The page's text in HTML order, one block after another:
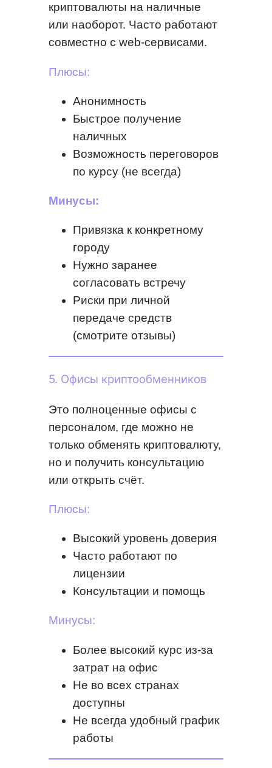
криптовалюты на наличные
или наоборот. Часто работают
совместно с web-сервисами.
Плюсы:
Анонимность
Быстрое получение
наличных
Возможность переговоров
по курсу (не всегда)
Минусы:
Привязка к конкретному
городу
Нужно заранее
согласовать встречу
Риски при личной
передаче средств
(смотрите отзывы)
5. Офисы криптообменников
Это полноценные офисы с
персоналом, где можно не
только обменять криптовалюту,
но и получить консультацию
или открыть счёт.
Плюсы:
Высокий уровень доверия
Часто работают по
лицензии
Консультации и помощь
Минусы:
Более высокий курс из-за
затрат на офис
Не во всех странах
доступны
Не всегда удобный график
работы